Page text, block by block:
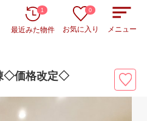
最近みた物件
1
お気に入り
0
メニュー
◇価格改定◇